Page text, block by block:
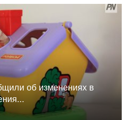
об изменениях в